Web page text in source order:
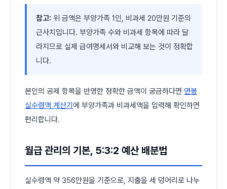
참고: 위 금액은 부양가족 1인, 비과세 20만원 기준의
근사치입니다. 부양가족 수와 비과세 항목에 따라 달
라지므로 실제 급여명세서와 비교해 보는 것이 정확합
니다.
본인의 공제 항목을 반영한 정확한 금액이 궁금하다면 연봉
실수령액 계산기 에 부양가족과 비과세액을 입력해 확인하면
편리합니다.
월급 관리의 기본, 5:3:2 예산 배분법
실수령액 약 356만원을 기준으로, 지출을 세 덩어리로 나누